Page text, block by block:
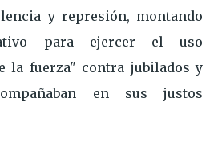
y represión, montando
para ejercer el uso
la fuerza" contra jubilados y
en sus justos